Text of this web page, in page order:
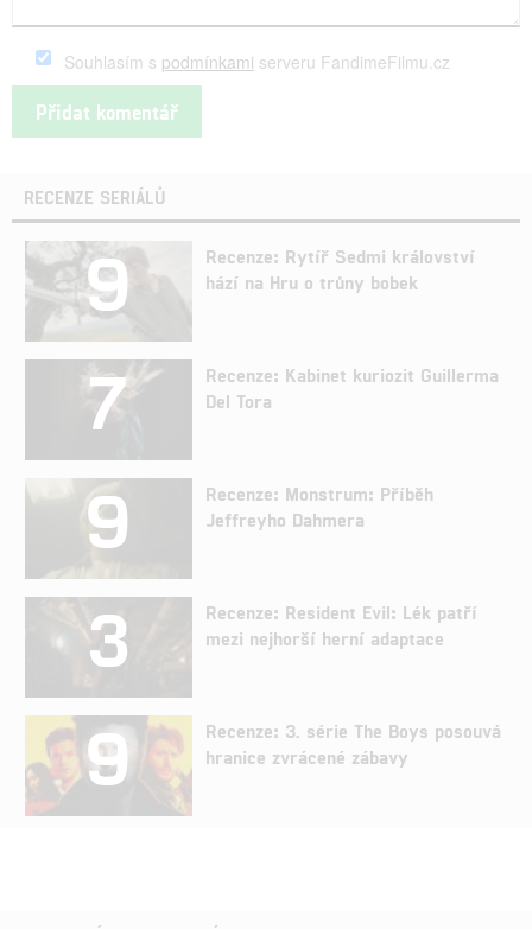
Souhlasím s podmínkami serveru FandimeFilmu.cz
RECENZE SERIÁLŮ
9
Recenze: Rytíř Sedmi království
hází na Hru o trůny bobek
7
Recenze: Kabinet kuriozit Guillerma
Del Tora
9
Recenze: Monstrum: Příběh
Jeffreyho Dahmera
3
Recenze: Resident Evil: Lék patří
mezi nejhorší herní adaptace
9
Recenze: 3. série The Boys posouvá
hranice zvrácené zábavy